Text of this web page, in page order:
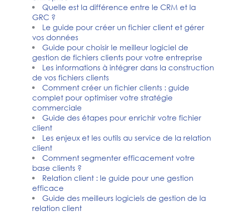
Quelle est la différence entre le CRM et la
GRC ?
Le guide pour créer un fichier client et gérer
vos données
Guide pour choisir le meilleur logiciel de
gestion de fichiers clients pour votre entreprise
Les informations à intégrer dans la construction
de vos fichiers clients
Comment créer un fichier clients : guide
complet pour optimiser votre stratégie
commerciale
Guide des étapes pour enrichir votre fichier
client
Les enjeux et les outils au service de la relation
client
Comment segmenter efficacement votre
base clients ?
Relation client : le guide pour une gestion
efficace
Guide des meilleurs logiciels de gestion de la
relation client